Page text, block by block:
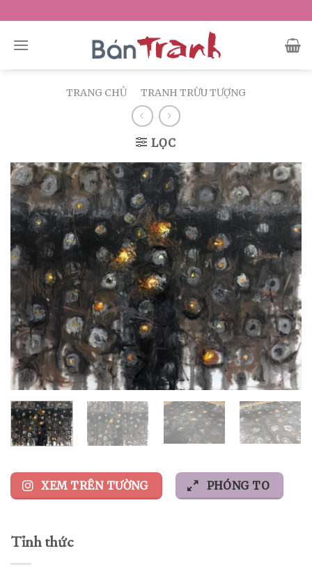
to
content
TRANG CHỦ TRANH TRỪU TƯỢNG
LỌC
XEM TRÊN TƯỜNG PHÓNG TO
Tỉnh thức